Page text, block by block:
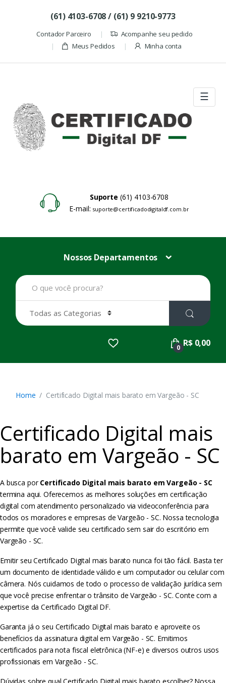
(61) 4103-6708 / (61) 9 9210-9773
Contador Parceiro
Acompanhe seu pedido
Meus Pedidos
Minha conta
☰
Suporte (61) 4103-6708
E-mail: suporte@certificadodigitaldf.com.br
Nossos Departamentos
B
u
a
r
:
0 R$ 0,00
Home Certificado Digital mais barato em Vargeão - SC
Certificado Digital mais
barato em Vargeão - SC
A busca porCertificado Digital mais barato em Vargeão - SC
termina aqui. Oferecemos as melhores soluções em certificação
digital com atendimento personalizado via videoconferência para
todos os moradores e empresas de Vargeão - SC. Nossa tecnologia
permite que você valide seu certificado sem sair do escritório em
Vargeão - SC.
Emitir seu Certificado Digital mais barato nunca foi tão fácil. Basta ter
um documento de identidade válido e um computador ou celular com
câmera. Nós cuidamos de todo o processo de validação jurídica sem
que você precise enfrentar o trânsito de Vargeão - SC. Conte com a
expertise da Certificado Digital DF.
Garanta já o seu Certificado Digital mais barato e aproveite os
benefícios da assinatura digital em Vargeão - SC. Emitimos
certificados para nota fiscal eletrônica (NF-e) e diversos outros usos
profissionais em Vargeão - SC.